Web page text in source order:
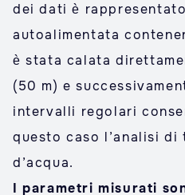
dei dati è
autoalimentata
è stata calata
(50 m) e
intervalli regolari
questo caso l’analisi
d’acqua.
I parametri misurati